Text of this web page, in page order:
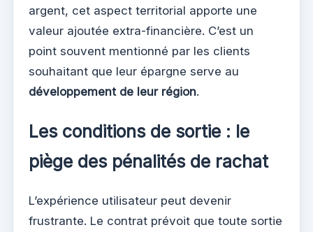
argent, cet aspect territorial apporte une
valeur ajoutée extra-financière. C’est un
point souvent mentionné par les clients
souhaitant que leur épargne serve au
développement de leur région.
Les conditions de sortie : le
piège des pénalités de rachat
L’expérience utilisateur peut devenir
frustrante. Le contrat prévoit que toute sortie